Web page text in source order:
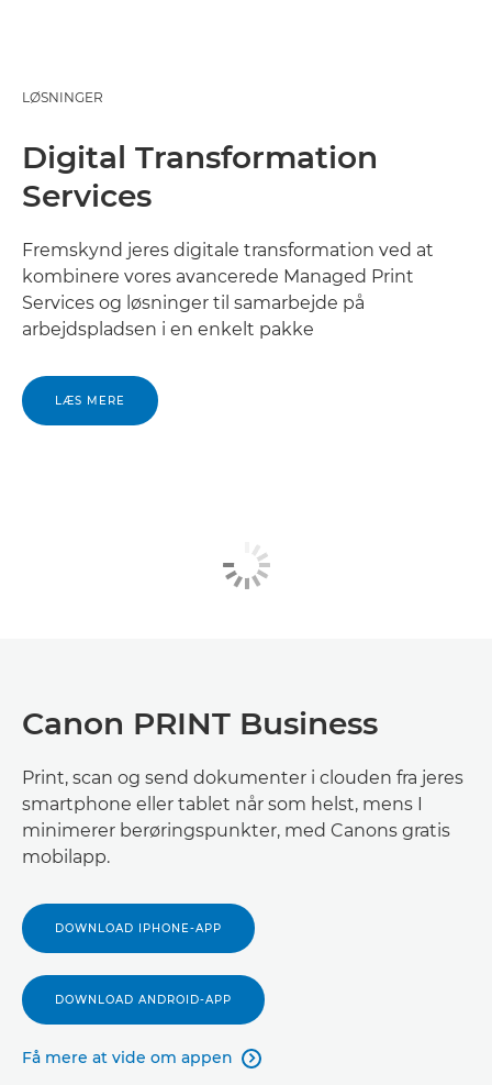
LØSNINGER
Digital Transformation
Services
Fremskynd jeres digitale transformation ved at
kombinere vores avancerede Managed Print
Services og løsninger til samarbejde på
arbejdspladsen i en enkelt pakke
LÆS MERE
Canon PRINT Business
Print, scan og send dokumenter i clouden fra jeres
smartphone eller tablet når som helst, mens I
minimerer berøringspunkter, med Canons gratis
mobilapp.
DOWNLOAD IPHONE-APP
DOWNLOAD ANDROID-APP
Få mere at vide om appen 